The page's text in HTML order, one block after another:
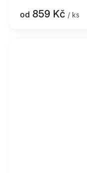
od 859 Kč / ks